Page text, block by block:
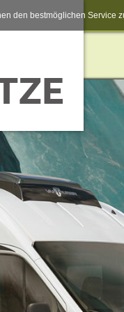
den bestmöglichen